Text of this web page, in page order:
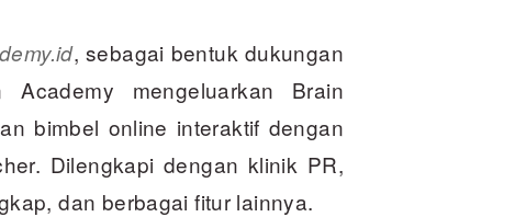
, sebagai bentuk dukungan
mengeluarkan Brain
bimbel online interaktif dengan
Dilengkapi dengan klinik PR,
dan berbagai fitur lainnya.